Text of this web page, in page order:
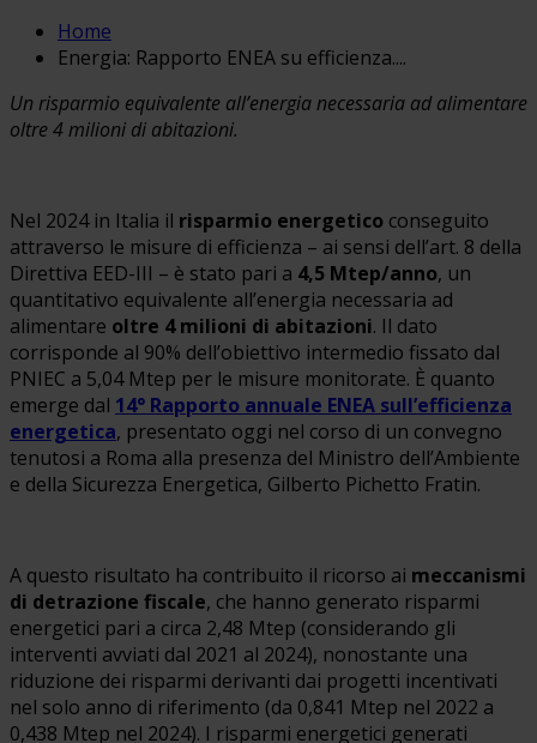
Home
Energia: Rapporto ENEA su efficienza....
Un risparmio equivalente all’energia necessaria ad alimentare
oltre 4 milioni di abitazioni.
Nel 2024 in Italia il risparmio energetico conseguito
attraverso le misure di efficienza – ai sensi dell’art. 8 della
Direttiva EED-III – è stato pari a 4,5 Mtep/anno, un
quantitativo equivalente all’energia necessaria ad
alimentare oltre 4 milioni di abitazioni. Il dato
corrisponde al 90% dell’obiettivo intermedio fissato dal
PNIEC a 5,04 Mtep per le misure monitorate. È quanto
emerge dal 14° Rapporto annuale ENEA sull’efficienza
energetica, presentato oggi nel corso di un convegno
tenutosi a Roma alla presenza del Ministro dell’Ambiente
e della Sicurezza Energetica, Gilberto Pichetto Fratin.
A questo risultato ha contribuito il ricorso ai meccanismi
di detrazione fiscale, che hanno generato risparmi
energetici pari a circa 2,48 Mtep (considerando gli
interventi avviati dal 2021 al 2024), nonostante una
riduzione dei risparmi derivanti dai progetti incentivati
nel solo anno di riferimento (da 0,841 Mtep nel 2022 a
0,438 Mtep nel 2024). I risparmi energetici generati